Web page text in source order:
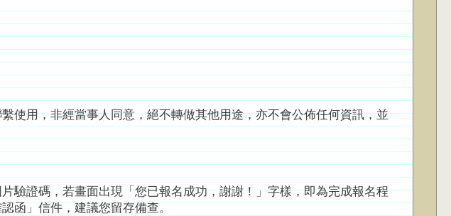
使用，非經當事人同意，絕不轉做其他用途，亦不會公佈任何資訊，並
驗證碼，若畫面出現「您已報名成功，謝謝！」字樣，即為完成報名程
函」信件，建議您留存備查。